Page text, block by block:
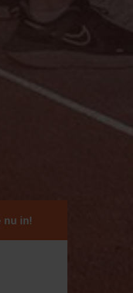
nu in!